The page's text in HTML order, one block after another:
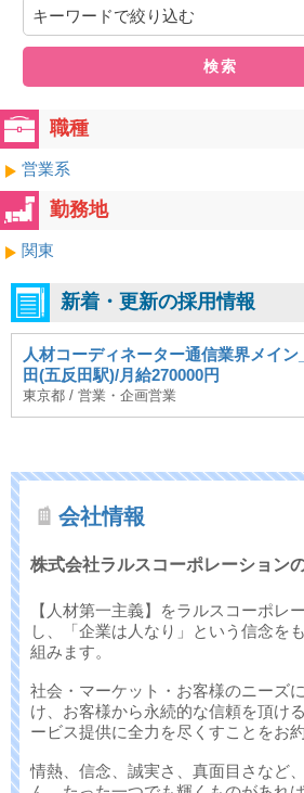
検索
職種
営業系
勤務地
関東
新着・更新の採用情報
人材コーディネーター通信業界メイ
田(五反田駅)/月給270000円
東京都 / 営業・企画営業
会社情報
株式会社ラルスコーポレーション
【人材第一主義】をラルスコーポレ
し、「企業は人なり」という信念を
組みます。
社会・マーケット・お客様のニーズ
け、お客様から永続的な信頼を頂け
ービス提供に全力を尽くすことをお
情熱、信念、誠実さ、真面目さなど